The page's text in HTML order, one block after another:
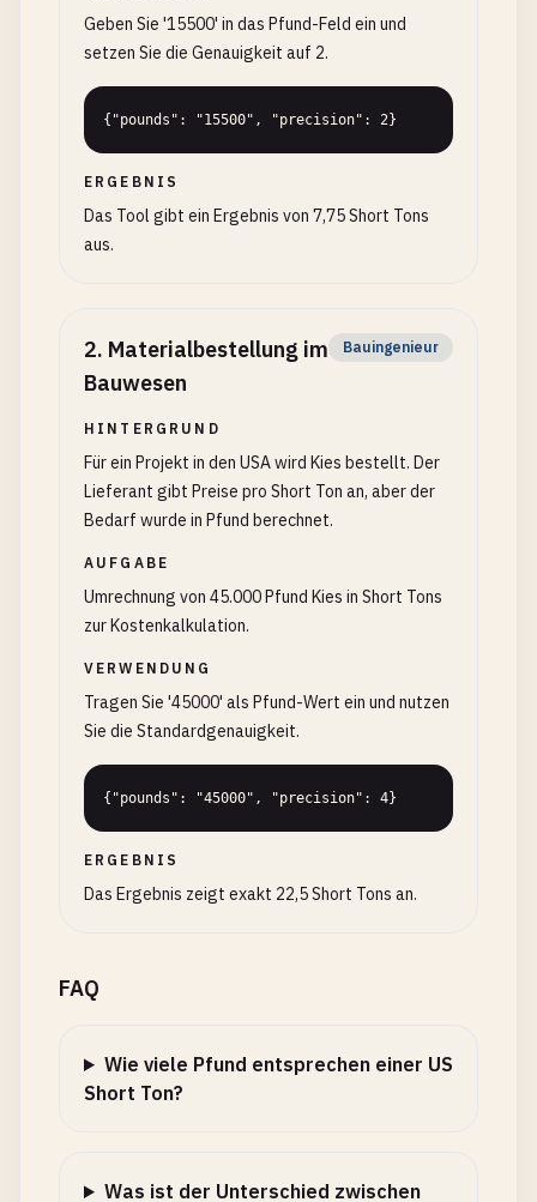
Geben Sie '15500' in das Pfund-Feld ein und
setzen Sie die Genauigkeit auf 2.
{"pounds": "15500", "precision": 2}
ERGEBNIS
Das Tool gibt ein Ergebnis von 7,75 Short Tons
aus.
2. Materialbestellung im
Bauwesen
Bauingenieur
HINTERGRUND
Für ein Projekt in den USA wird Kies bestellt. Der
Lieferant gibt Preise pro Short Ton an, aber der
Bedarf wurde in Pfund berechnet.
AUFGABE
Umrechnung von 45.000 Pfund Kies in Short Tons
zur Kostenkalkulation.
VERWENDUNG
Tragen Sie '45000' als Pfund-Wert ein und nutzen
Sie die Standardgenauigkeit.
{"pounds": "45000", "precision": 4}
ERGEBNIS
Das Ergebnis zeigt exakt 22,5 Short Tons an.
FAQ
Wie viele Pfund entsprechen einer US
Short Ton?
Was ist der Unterschied zwischen